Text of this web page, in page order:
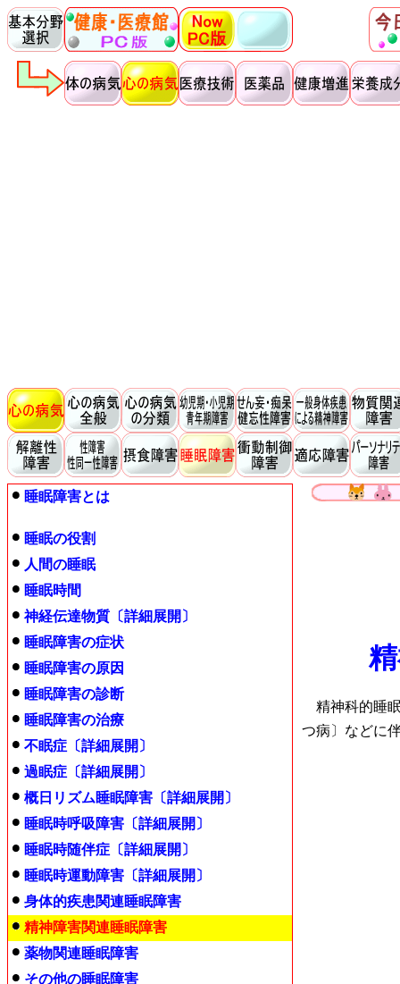
精神科的睡
つ病〕などに
睡眠障害とは
睡眠の役割
人間の睡眠
睡眠時間
神経伝達物質〔詳細展開〕
睡眠障害の症状
睡眠障害の原因
睡眠障害の診断
睡眠障害の治療
不眠症〔詳細展開〕
過眠症〔詳細展開〕
概日リズム睡眠障害〔詳細展開〕
睡眠時呼吸障害〔詳細展開〕
睡眠時随伴症〔詳細展開〕
睡眠時運動障害〔詳細展開〕
身体的疾患関連睡眠障害
精神障害関連睡眠障害
薬物関連睡眠障害
その他の睡眠障害